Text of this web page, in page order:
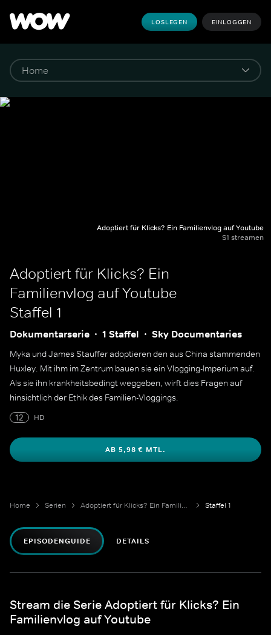
LOSLEGEN EINLOGGEN
Adoptiert für Klicks? Ein Familienvlog auf Youtube
S1 streamen
Adoptiert für Klicks? Ein
Familienvlog auf Youtube
Staffel 1
Dokumentarserie 1 Staffel Sky Documentaries
Myka und James Stauffer adoptieren den aus China stammenden
Huxley. Mit ihm im Zentrum bauen sie ein Vlogging-Imperium auf.
Als sie ihn krankheitsbedingt weggeben, wirft dies Fragen auf
hinsichtlich der Ethik des Familien-Vloggings.
12
HD
AB 5,98 € MTL.
Home Serien Adoptiert für Klicks? Ein Familienvlog auf Youtube Staffel 1
EPISODENGUIDE DETAILS
Stream die Serie Adoptiert für Klicks? Ein
Familienvlog auf Youtube